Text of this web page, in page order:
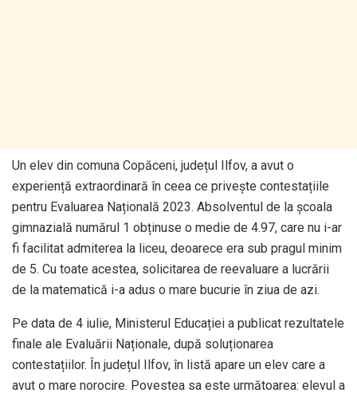
Un elev din comuna Copăceni, județul Ilfov, a avut o
experiență extraordinară în ceea ce privește contestațiile
pentru Evaluarea Națională 2023. Absolventul de la școala
gimnazială numărul 1 obținuse o medie de 4.97, care nu i-ar
fi facilitat admiterea la liceu, deoarece era sub pragul minim
de 5. Cu toate acestea, solicitarea de reevaluare a lucrării
de la matematică i-a adus o mare bucurie în ziua de azi.
Pe data de 4 iulie, Ministerul Educației a publicat rezultatele
finale ale Evaluării Naționale, după soluționarea
contestațiilor. În județul Ilfov, în listă apare un elev care a
avut o mare norocire. Povestea sa este următoarea: elevul a